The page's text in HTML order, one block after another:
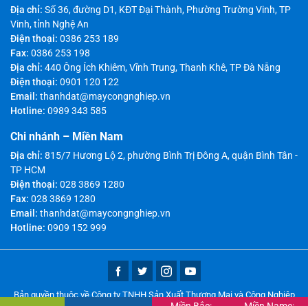
Địa chỉ: Số 36, đường D1, KĐT Đại Thành, Phường Trường Vinh, TP
Vinh, tỉnh Nghệ An
Điện thoại: 0386 253 189
Fax: 0386 253 198
Địa chỉ: 440 Ông Ích Khiêm, Vĩnh Trung, Thanh Khê, TP Đà Nẵng
Điện thoại: 0901 120 122
Email: thanhdat@maycongnghiep.vn
Hotline: 0989 343 585
Chi nhánh – Miền Nam
Địa chỉ: 815/7 Hương Lộ 2, phường Bình Trị Đông A, quận Bình Tân -
TP HCM
Điện thoại: 028 3869 1280
Fax: 028 3869 1280
Email: thanhdat@maycongnghiep.vn
Hotline: 0909 152 999
Bản quyền thuộc về Công ty TNHH Sản Xuất Thương Mại và Công Nghiệp